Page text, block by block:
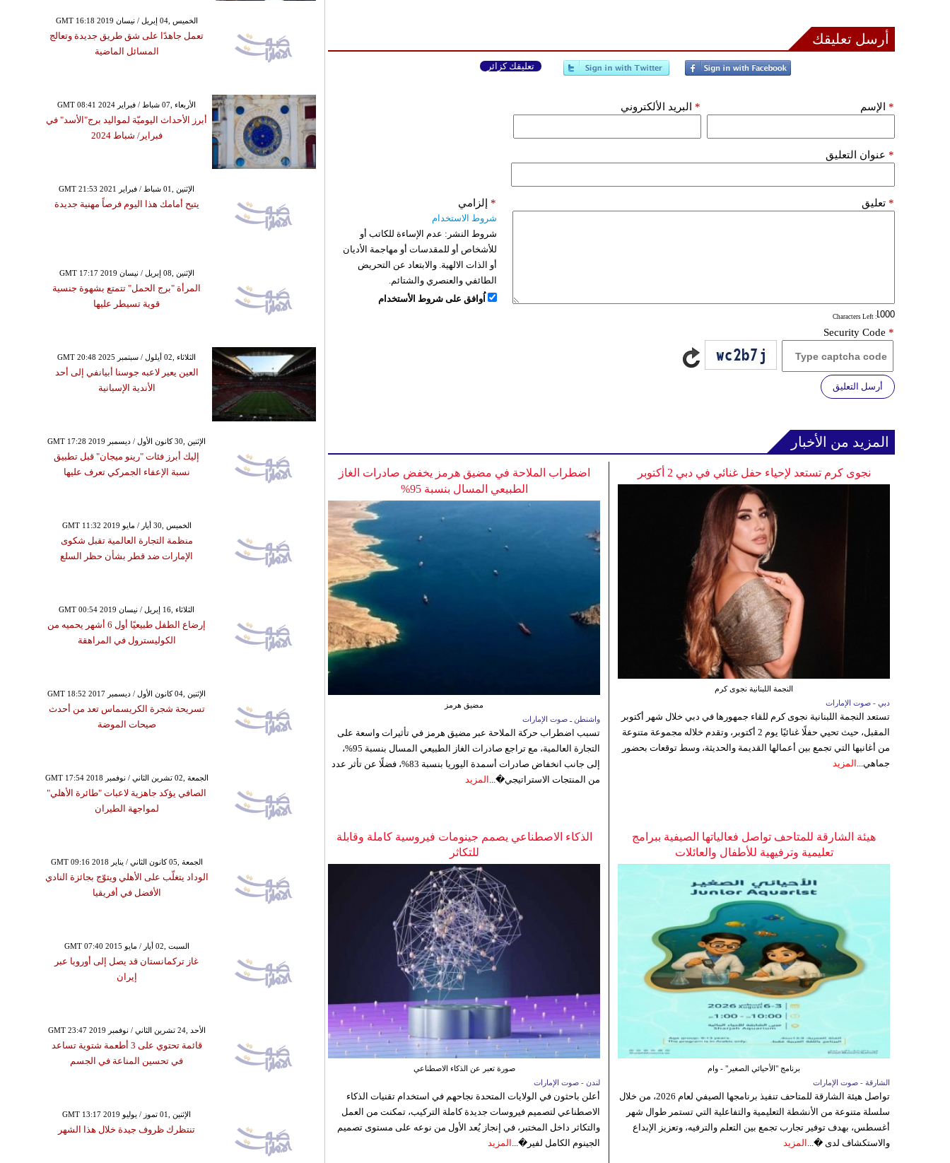
أرسل تعليقك
تعليقك كزائر
الإسم * البريد الألكتروني *
عنوان التعليق *
تعليق *
: Characters Left
إلزامي *
شروط الاستخدام
شروط النشر: عدم الإساءة للكاتب أو
للأشخاص أو للمقدسات أو مهاجمة الأديان
أو الذات الالهية. والابتعاد عن التحريض
الطائفي والعنصري والشتائم.
اُوافق على شروط الأستخدام
Security Code *
أرسل التعليق
المزيد من الأخبار
اضطراب الملاحة في مضيق هرمز يخفض صادرات الغاز
الطبيعي المسال بنسبة 95%
مضيق هرمز
واشنطن ـ صوت الإمارات
تسبب اضطراب حركة الملاحة عبر مضيق هرمز في تأثيرات واسعة على
التجارة العالمية، مع تراجع صادرات الغاز الطبيعي المسال بنسبة 95%،
إلى جانب انخفاض صادرات أسمدة اليوريا بنسبة 83%، فضلًا عن تأثر عدد
من المنتجات الاستراتيجي�... المزيد
نجوى كرم تستعد لإحياء حفل غنائي في دبي 2 أكتوبر
النجمة اللبنانية نجوى كرم
دبي - صوت الإمارات
تستعد النجمة اللبنانية نجوى كرم للقاء جمهورها في دبي خلال شهر أكتوبر
المقبل، حيث تحيي حفلًا غنائيًا يوم 2 أكتوبر، وتقدم خلاله مجموعة متنوعة
من أغانيها التي تجمع بين أعمالها القديمة والحديثة، وسط توقعات بحضور
جماهي... المزيد
الذكاء الاصطناعي يصمم جينومات فيروسية كاملة وقابلة
للتكاثر
صورة تعبر عن الذكاء الاصطناعي
لندن - صوت الإمارات
أعلن باحثون في الولايات المتحدة نجاحهم في استخدام تقنيات الذكاء
الاصطناعي لتصميم فيروسات جديدة كاملة التركيب، تمكنت من العمل
والتكاثر داخل المختبر، في إنجاز يُعد الأول من نوعه على مستوى تصميم
الجينوم الكامل لفير�... المزيد
هيئة الشارقة للمتاحف تواصل فعالياتها الصيفية ببرامج
تعليمية وترفيهية للأطفال والعائلات
برنامج "الأحيائي الصغير" - وام
الشارقة - صوت الإمارات
تواصل هيئة الشارقة للمتاحف تنفيذ برنامجها الصيفي لعام 2026، من خلال
سلسلة متنوعة من الأنشطة التعليمية والتفاعلية التي تستمر طوال شهر
أغسطس، بهدف توفير تجارب تجمع بين التعلم والترفيه، وتعزيز الإبداع
والاستكشاف لدى �... المزيد
GMT 16:18 2019 الخميس ,04 إبريل / نيسان
تعمل جاهدًا على شق طريق جديدة وتعالج
المسائل الماضية
GMT 08:41 2024 الأربعاء ,07 شباط / فبراير
أبرز الأحداث اليوميّة لمواليد برج"الأسد" في
فبراير/ شباط 2024
GMT 21:53 2021 الإثنين ,01 شباط / فبراير
يتيح أمامك هذا اليوم فرصاً مهنية جديدة
GMT 17:17 2019 الإثنين ,08 إبريل / نيسان
المرأة "برج الحمل" تتمتع بشهوة جنسية
قوية تسيطر عليها
GMT 20:48 2025 الثلاثاء ,02 أيلول / سبتمبر
العين يعير لاعبه جوسنا أبيانفي إلى أحد
الأندية الإسبانية
GMT 17:28 2019 الإثنين ,30 كانون الأول / ديسمبر
إليك أبرز فئات "رينو ميجان" قبل تطبيق
نسبة الإعفاء الجمركي تعرف عليها
GMT 11:32 2019 الخميس ,30 أيار / مايو
منظمة التجارة العالمية تقبل شكوى
الإمارات ضد قطر بشأن حظر السلع
GMT 00:54 2019 الثلاثاء ,16 إبريل / نيسان
إرضاع الطفل طبيعيًا أول 6 أشهر يحميه من
الكوليسترول في المراهقة
GMT 18:52 2017 الإثنين ,04 كانون الأول / ديسمبر
تسريحة شجرة الكريسماس تعد من أحدث
صيحات الموضة
GMT 17:54 2018 الجمعة ,02 تشرين الثاني / نوفمبر
الصافي يؤكد جاهزية لاعبات "طائرة الأهلي"
لمواجهة الطيران
GMT 09:16 2018 الجمعة ,05 كانون الثاني / يناير
الوداد يتغلّب على الأهلي ويتوّج بجائزة النادي
الأفضل في أفريقيا
GMT 07:40 2015 السبت ,02 أيار / مايو
غاز تركمانستان قد يصل إلى أوروبا عبر
إيران
GMT 23:47 2019 الأحد ,24 تشرين الثاني / نوفمبر
قائمة تحتوي على 3 أطعمة شتوية تساعد
في تحسين المناعة في الجسم
GMT 13:17 2019 الإثنين ,01 تموز / يوليو
تنتظرك ظروف جيدة خلال هذا الشهر